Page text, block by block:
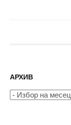
АРХИВ
Архив